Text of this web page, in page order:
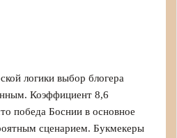
логики выбор блогера
Коэффициент 8,6
победа Боснии в основное
сценарием. Букмекеры